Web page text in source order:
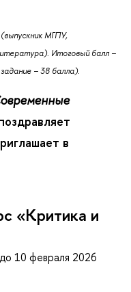
(выпускник МГПУ,
Итоговый балл –
– 38 балла).
«Критика и
10 февраля 2026